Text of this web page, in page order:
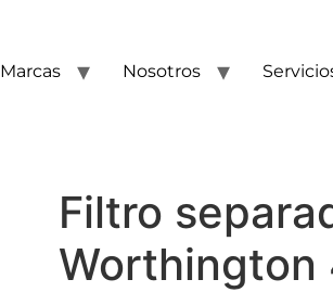
Marcas Nosotros
Filtro
Worthington